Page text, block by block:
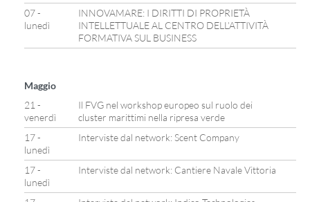
07 -
lunedì
INNOVAMARE: I DIRITTI DI PROPRIETÀ
INTELLETTUALE AL CENTRO DELL’ATTIVITÀ
FORMATIVA SUL BUSINESS
Maggio
21 -
venerdì
Il FVG nel workshop europeo sul ruolo dei
cluster marittimi nella ripresa verde
17 -
lunedì
Interviste dal network: Scent Company
17 -
lunedì
Interviste dal network: Cantiere Navale Vittoria